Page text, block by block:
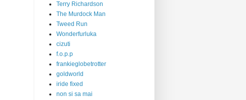
Terry Richardson
The Murdock Man
Tweed Run
Wonderfurluka
cizuti
f.o.p.p
frankieglobetrotter
goldworld
iride fixed
non si sa mai